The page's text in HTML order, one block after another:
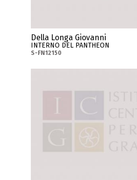
Della Longa Giovanni
INTERNO DEL PANTHEON
S-FN12150